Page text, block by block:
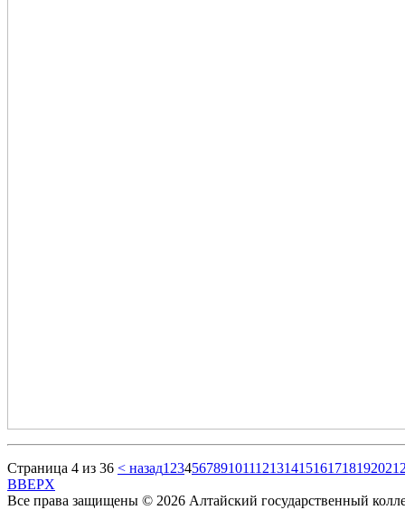
Страница 4 из 36 < назад1 23456789101112131415161718192021
BBEPX
Все права защищены © 2026 Алтайский государственный